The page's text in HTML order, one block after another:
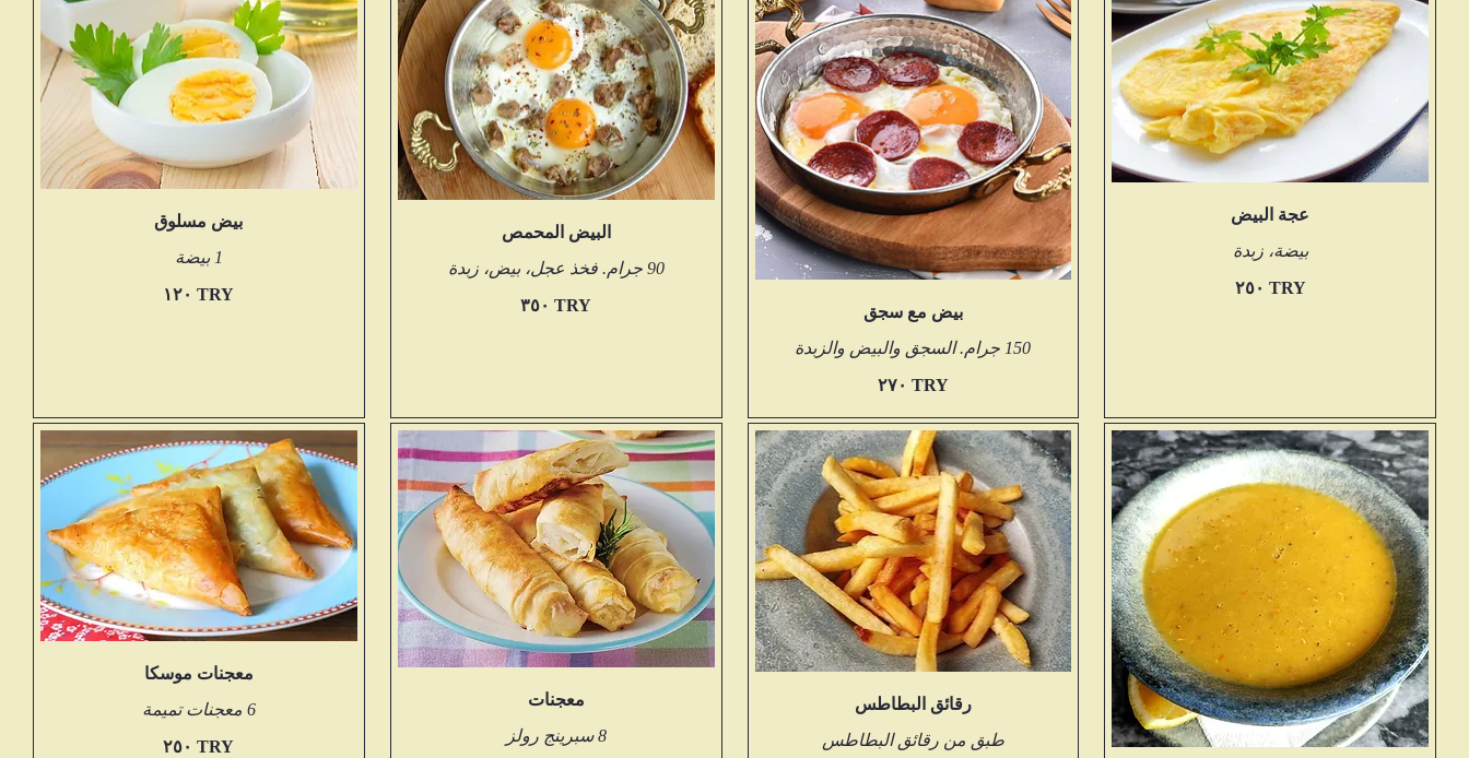
عجة البيض
بيضة، زبدة
‏٢٥٠ TRY
بيض مع سجق
150 جرام. السجق والبيض والزبدة
‏٢٧٠ TRY
البيض المحمص
90 جرام. فخذ عجل، بيض، زبدة
‏٣٥٠ TRY
بيض مسلوق
1 بيضة
‏١٢٠ TRY
رقائق البطاطس
طبق من رقائق البطاطس
معجنات
8 سبرينج رولز
معجنات موسكا
6 معجنات تميمة
‏٢٥٠ TRY